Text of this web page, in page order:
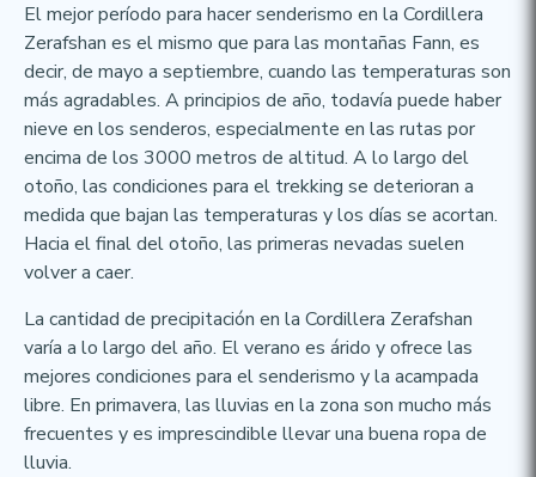
El mejor período para hacer senderismo en la Cordillera
Zerafshan es el mismo que para las montañas Fann, es
decir, de mayo a septiembre, cuando las temperaturas son
más agradables. A principios de año, todavía puede haber
nieve en los senderos, especialmente en las rutas por
encima de los 3000 metros de altitud. A lo largo del
otoño, las condiciones para el trekking se deterioran a
medida que bajan las temperaturas y los días se acortan.
Hacia el final del otoño, las primeras nevadas suelen
volver a caer.
La cantidad de precipitación en la Cordillera Zerafshan
varía a lo largo del año. El verano es árido y ofrece las
mejores condiciones para el senderismo y la acampada
libre. En primavera, las lluvias en la zona son mucho más
frecuentes y es imprescindible llevar una buena ropa de
lluvia.